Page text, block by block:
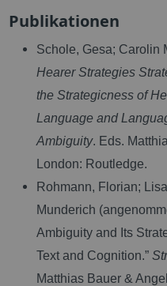
Publikationen
Schole, Gesa; Carolin
Hearer Strategies
the Strategicness of
Language and
Ambiguity. Eds.
London: Routledge.
Rohmann, Florian;
Munderich
Ambiguity and Its
Text and Cognition.”
Matthias Bauer &